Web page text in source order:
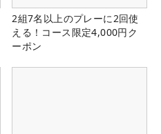
2組7名以上のプレーに2回使
える！コース限定4,000円ク
ーポン